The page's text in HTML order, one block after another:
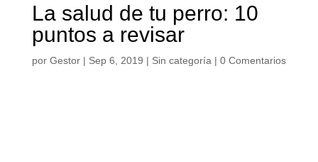
La salud de tu perro: 10
puntos a revisar
por Gestor| Sep 6, 2019 | Sin categoría | 0 Comentarios